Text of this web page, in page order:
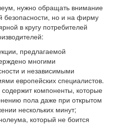
нужно обращать внимание
безопасности, но и на фирму
в кругу потребителей
предлагаемой
многими
и независимыми
европейских специалистов.
компоненты, которые
пола даже при открытом
нескольких минут;
который не боится